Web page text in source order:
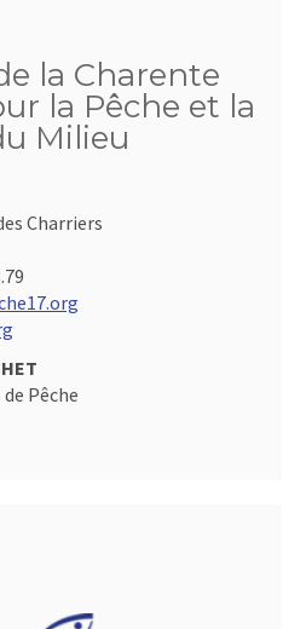
la Charente
la Pêche et la
Milieu
Charriers
Pêche